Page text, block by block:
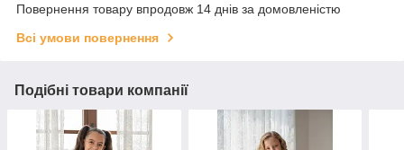
Повернення товару впродовж 14 днів за домовленістю
Всі умови повернення
Подібні товари компанії